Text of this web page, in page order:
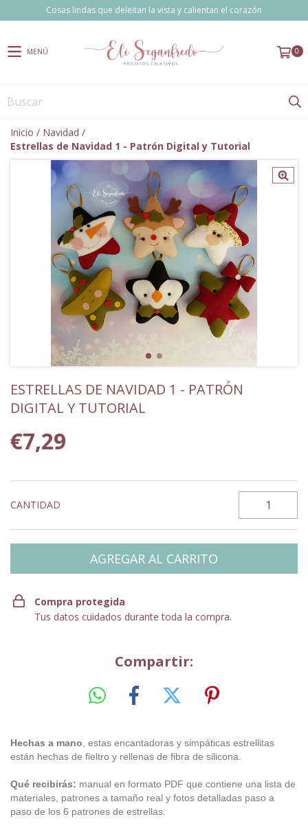
Cosas lindas que deleitan la vista y calientan el corazón
MENÚ 0
Inicio / Navidad /
Estrellas de Navidad 1 - Patrón Digital y Tutorial
ESTRELLAS DE NAVIDAD 1 - PATRÓN
DIGITAL Y TUTORIAL
€7,29
CANTIDAD
Compra protegida
Tus datos cuidados durante toda la compra.
Compartir:
Hechas a mano , estas encantadoras y simpáticas estrellitas
están hechas de fieltro y rellenas de fibra de silicona.
Qué recibirás: manual en formato PDF que contiene una lista de
materiales, patrones a tamaño real y fotos detalladas paso a
paso de los 6 patrones de estrellas.